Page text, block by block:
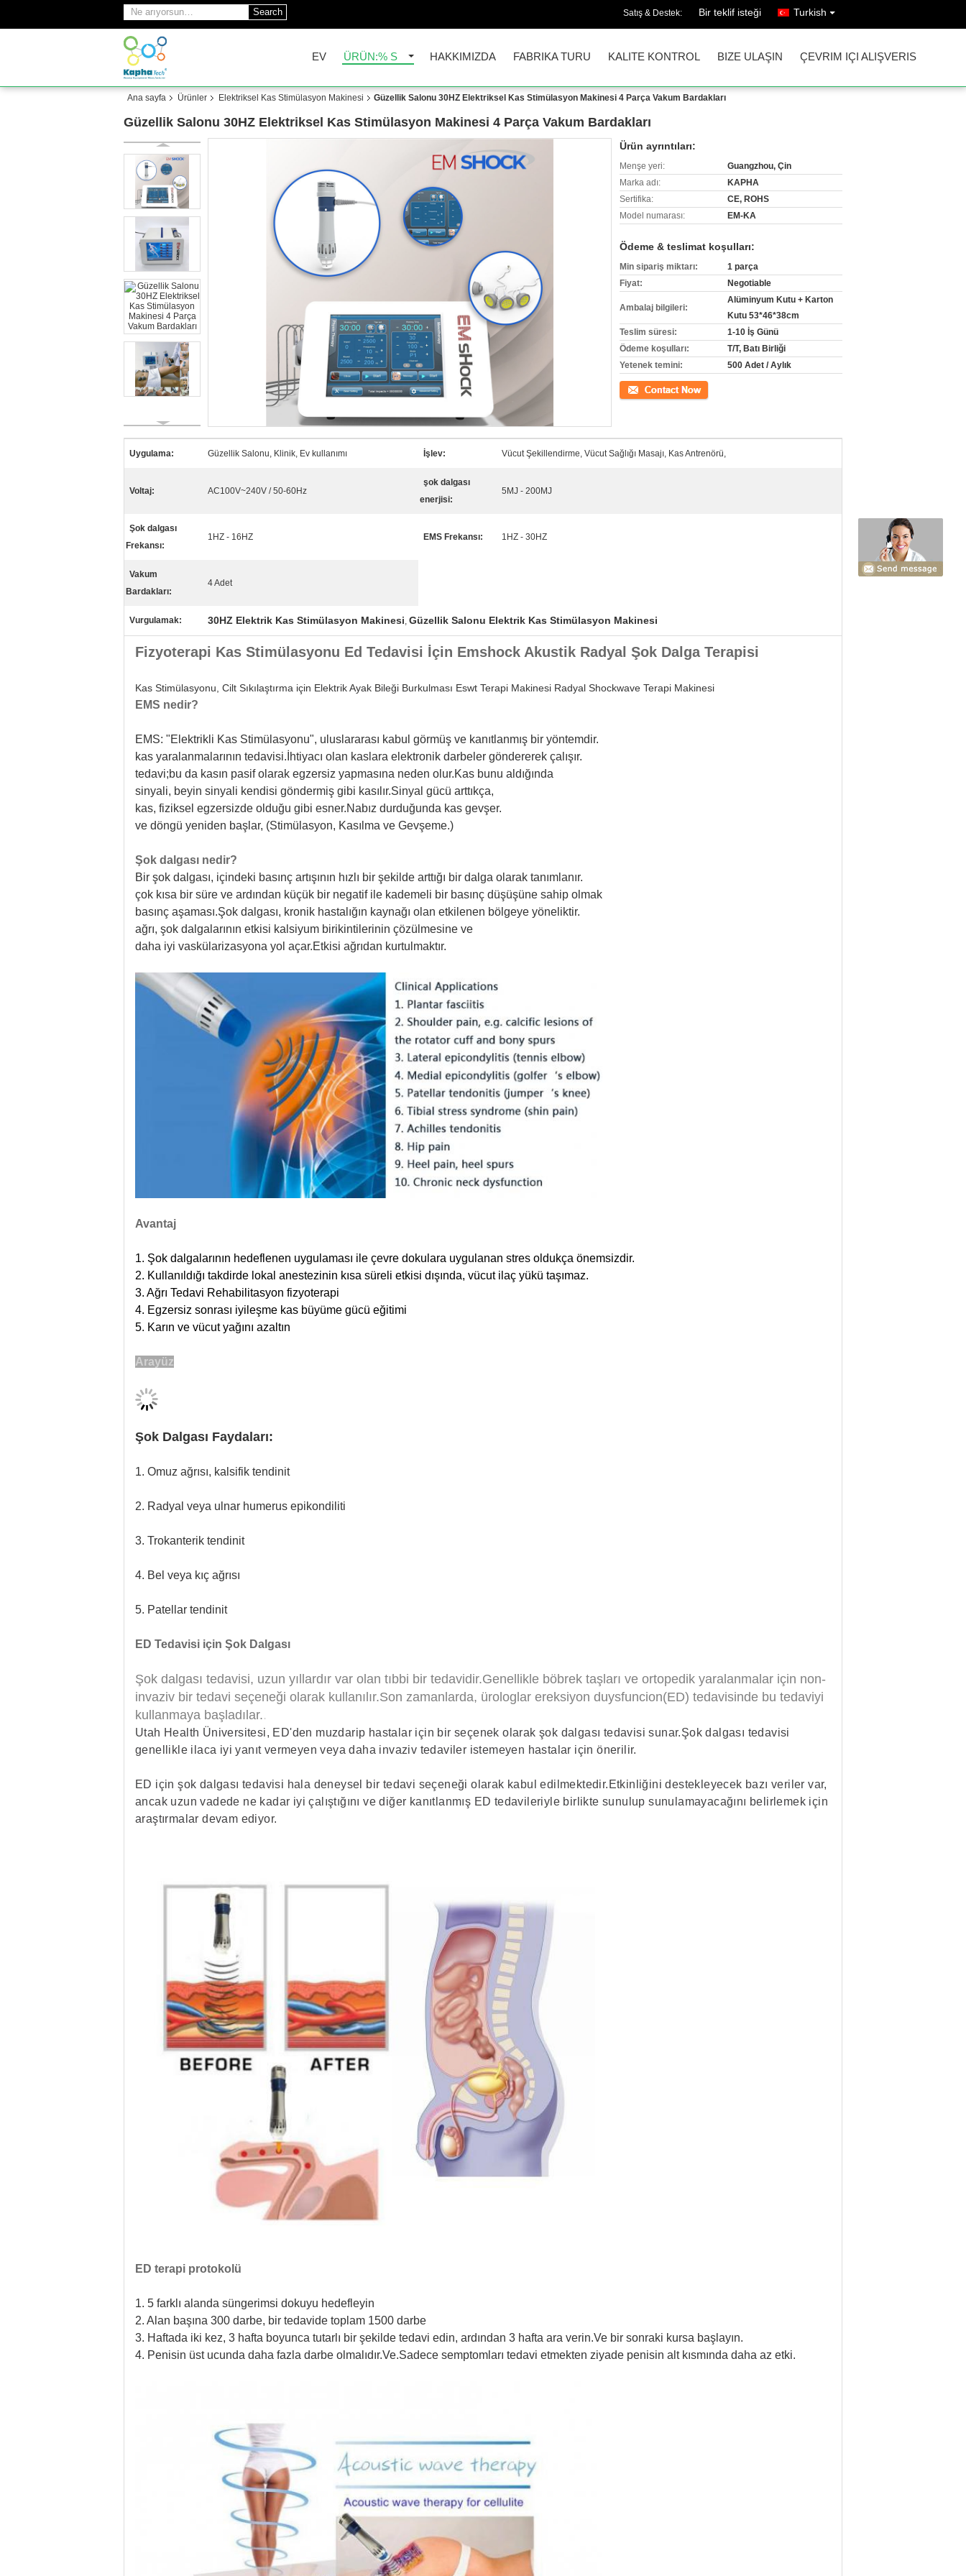
Search Satış & Destek: Bir teklif isteği Turkish
EV ÜRÜN:% S HAKKIMIZDA FABRIKA TURU KALITE KONTROL BIZE ULAŞIN ÇEVRIM IÇI ALIŞVERIS
Ana sayfa Ürünler Elektriksel Kas Stimülasyon Makinesi Güzellik Salonu 30HZ Elektriksel Kas Stimülasyon Makinesi 4 Parça Vakum Bardakları
Güzellik Salonu 30HZ Elektriksel Kas Stimülasyon Makinesi 4 Parça Vakum Bardakları
Ürün ayrıntıları:
Menşe yeri:
Guangzhou, Çin
Marka adı:
KAPHA
Sertifika:
CE, ROHS
Model numarası:
EM-KA
Ödeme & teslimat koşulları:
Min sipariş miktarı:
1 parça
Fiyat:
Negotiable
Ambalaj bilgileri:
Alüminyum Kutu + Karton
Kutu 53*46*38cm
Teslim süresi:
1-10 İş Günü
Ödeme koşulları:
T/T, Batı Birliği
Yetenek temini:
500 Adet / Aylık
İletişim
Uygulama: Güzellik Salonu, Klinik, Ev kullanımı İşlev: Vücut Şekillendirme, Vücut Sağlığı Masajı, Kas Antrenörü,
Voltaj: AC100V~240V / 50-60Hz
şok dalgası
enerjisi:
5MJ - 200MJ
Şok dalgası
Frekansı:
1HZ - 16HZ EMS Frekansı: 1HZ - 30HZ
Vakum
Bardakları:
4 Adet
Vurgulamak: 30HZ Elektrik Kas Stimülasyon Makinesi, Güzellik Salonu Elektrik Kas Stimülasyon Makinesi
Fizyoterapi Kas Stimülasyonu Ed Tedavisi İçin Emshock Akustik Radyal Şok Dalga Terapisi
Kas Stimülasyonu, Cilt Sıkılaştırma için Elektrik Ayak Bileği Burkulması Eswt Terapi Makinesi Radyal Shockwave Terapi Makinesi
EMS nedir?
EMS: "Elektrikli Kas Stimülasyonu", uluslararası kabul görmüş ve kanıtlanmış bir yöntemdir.
kas yaralanmalarının tedavisi.İhtiyacı olan kaslara elektronik darbeler göndererek çalışır.
tedavi;bu da kasın pasif olarak egzersiz yapmasına neden olur.Kas bunu aldığında
sinyali, beyin sinyali kendisi göndermiş gibi kasılır.Sinyal gücü arttıkça,
kas, fiziksel egzersizde olduğu gibi esner.Nabız durduğunda kas gevşer.
ve döngü yeniden başlar, (Stimülasyon, Kasılma ve Gevşeme.)
Şok dalgası nedir?
Bir şok dalgası, içindeki basınç artışının hızlı bir şekilde arttığı bir dalga olarak tanımlanır.
çok kısa bir süre ve ardından küçük bir negatif ile kademeli bir basınç düşüşüne sahip olmak
basınç aşaması.Şok dalgası, kronik hastalığın kaynağı olan etkilenen bölgeye yöneliktir.
ağrı, şok dalgalarının etkisi kalsiyum birikintilerinin çözülmesine ve
daha iyi vaskülarizasyona yol açar.Etkisi ağrıdan kurtulmaktır.
Avantaj
1. Şok dalgalarının hedeflenen uygulaması ile çevre dokulara uygulanan stres oldukça önemsizdir.
2. Kullanıldığı takdirde lokal anestezinin kısa süreli etkisi dışında, vücut ilaç yükü taşımaz.
3. Ağrı Tedavi Rehabilitasyon fizyoterapi
4. Egzersiz sonrası iyileşme kas büyüme gücü eğitimi
5. Karın ve vücut yağını azaltın
Arayüz
Şok Dalgası Faydaları:
1. Omuz ağrısı, kalsifik tendinit
2. Radyal veya ulnar humerus epikondiliti
3. Trokanterik tendinit
4. Bel veya kıç ağrısı
5. Patellar tendinit
ED Tedavisi için Şok Dalgası
Şok dalgası tedavisi, uzun yıllardır var olan tıbbi bir tedavidir.Genellikle böbrek taşları ve ortopedik yaralanmalar için non-
invaziv bir tedavi seçeneği olarak kullanılır.Son zamanlarda, ürologlar ereksiyon duysfuncion(ED) tedavisinde bu tedaviyi
kullanmaya başladılar..
Utah Health Üniversitesi, ED'den muzdarip hastalar için bir seçenek olarak şok dalgası tedavisi sunar.Şok dalgası tedavisi
genellikle ilaca iyi yanıt vermeyen veya daha invaziv tedaviler istemeyen hastalar için önerilir.
ED için şok dalgası tedavisi hala deneysel bir tedavi seçeneği olarak kabul edilmektedir.Etkinliğini destekleyecek bazı veriler var,
ancak uzun vadede ne kadar iyi çalıştığını ve diğer kanıtlanmış ED tedavileriyle birlikte sunulup sunulamayacağını belirlemek için
araştırmalar devam ediyor.
ED terapi protokolü
1. 5 farklı alanda süngerimsi dokuyu hedefleyin
2. Alan başına 300 darbe, bir tedavide toplam 1500 darbe
3. Haftada iki kez, 3 hafta boyunca tutarlı bir şekilde tedavi edin, ardından 3 hafta ara verin.Ve bir sonraki kursa başlayın.
4. Penisin üst ucunda daha fazla darbe olmalıdır.Ve.Sadece semptomları tedavi etmekten ziyade penisin alt kısmında daha az etki.